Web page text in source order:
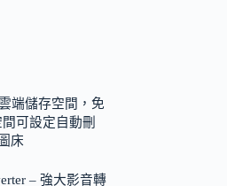
端儲存空間，免
可設定自動刪
床
– 強大影音轉